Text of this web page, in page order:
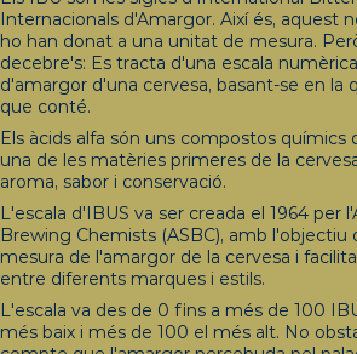
Internacionals d'Amargor. Així és, aquest
ho han donat a una unitat de mesura.
decebre's: Es tracta d'una escala
d'amargor d'una cervesa, basant-se en la
que conté.
Els àcids alfa són uns compostos químics
una de les matèries primeres de la
aroma, sabor i conservació.
L'escala d'IBUS va ser creada el 1964 per
Brewing Chemists (ASBC), amb l'objectiu
mesura de l'amargor de la cervesa i
entre diferents marques i estils.
L'escala va des de 0 fins a més de 100
més baix i més de 100 el més alt. No